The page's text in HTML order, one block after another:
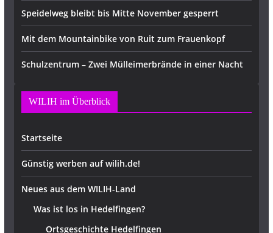
Speidelweg bleibt bis Mitte November gesperrt
Mit dem Mountainbike von Ruit zum Frauenkopf
Schulzentrum – Zwei Mülleimerbrände in einer Nacht
WILIH im Überblick
Startseite
Günstig werben auf wilih.de!
Neues aus dem WILIH-Land
Was ist los in Hedelfingen?
Ortsgeschichte Hedelfingen